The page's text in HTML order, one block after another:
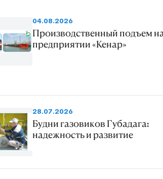
04.08.2026
Производственный подъем
предприятии «Кенар»
28.07.2026
Будни газовиков Губадага:
надежность и развитие